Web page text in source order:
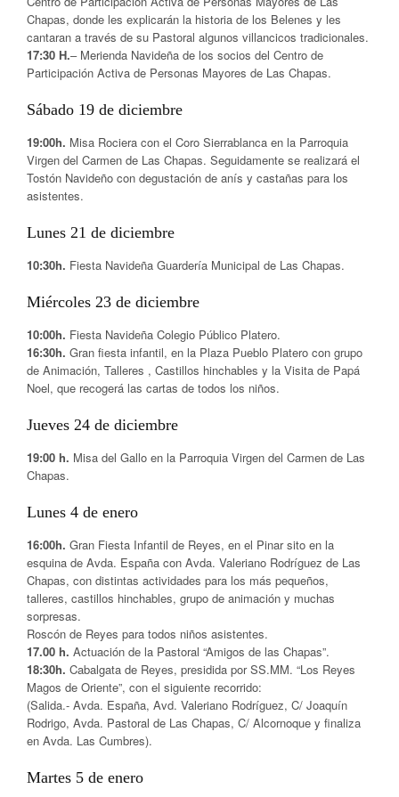
Chapas, donde les explicarán la historia de los Belenes y les
cantaran a través de su Pastoral algunos villancicos tradicionales.
17:30 H.– Merienda Navideña de los socios del Centro de
Participación Activa de Personas Mayores de Las Chapas.
Sábado 19 de diciembre
19:00h. Misa Rociera con el Coro Sierrablanca en la Parroquia
Virgen del Carmen de Las Chapas. Seguidamente se realizará el
Tostón Navideño con degustación de anís y castañas para los
asistentes.
Lunes 21 de diciembre
10:30h. Fiesta Navideña Guardería Municipal de Las Chapas.
Miércoles 23 de diciembre
10:00h. Fiesta Navideña Colegio Público Platero.
16:30h. Gran fiesta infantil, en la Plaza Pueblo Platero con grupo
de Animación, Talleres , Castillos hinchables y la Visita de Papá
Noel, que recogerá las cartas de todos los niños.
Jueves 24 de diciembre
19:00 h. Misa del Gallo en la Parroquia Virgen del Carmen de Las
Chapas.
Lunes 4 de enero
16:00h. Gran Fiesta Infantil de Reyes, en el Pinar sito en la
esquina de Avda. España con Avda. Valeriano Rodríguez de Las
Chapas, con distintas actividades para los más pequeños,
talleres, castillos hinchables, grupo de animación y muchas
sorpresas.
Roscón de Reyes para todos niños asistentes.
17.00 h. Actuación de la Pastoral “Amigos de las Chapas”.
18:30h. Cabalgata de Reyes, presidida por SS.MM. “Los Reyes
Magos de Oriente”, con el siguiente recorrido:
(Salida.- Avda. España, Avd. Valeriano Rodríguez, C/ Joaquín
Rodrigo, Avda. Pastoral de Las Chapas, C/ Alcornoque y finaliza
en Avda. Las Cumbres).
Martes 5 de enero